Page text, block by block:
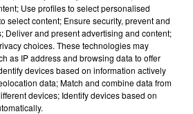
par COMMUNAUTÉ DE
MONTAGNE
Use profiles to select personalised
select content; Ensure security, prevent and
Deliver and present advertising and content;
choices. These technologies may
as IP address and browsing data to offer
devices based on information actively
data; Match and combine data from
devices; Identify devices based on